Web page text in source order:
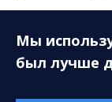
Разработка
«Делиссимо»
Мы
был лучше